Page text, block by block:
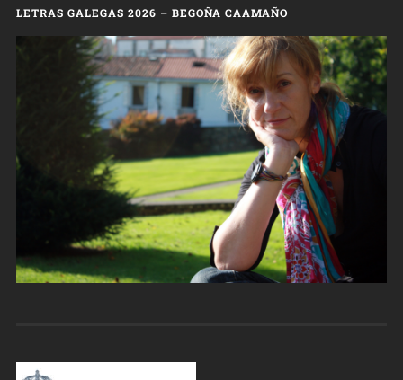
LETRAS GALEGAS 2026 – BEGOÑA CAAMAÑO